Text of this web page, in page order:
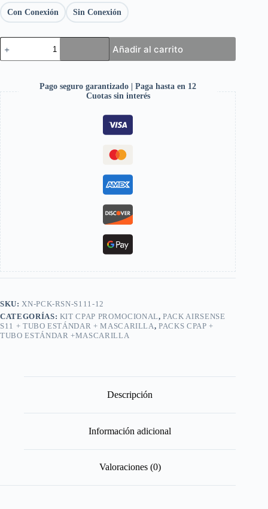
Con Conexión Sin Conexión
Añadir al carrito
Pago seguro garantizado | Paga hasta en 12
Cuotas sin interés
SKU:XN-PCK-RSN-S111-12
CATEGORÍAS: KIT CPAP PROMOCIONAL,PACK AIRSENSE
S11 + TUBO ESTÁNDAR + MASCARILLA,PACKS CPAP +
TUBO ESTÁNDAR +MASCARILLA
Descripción
Información adicional
Valoraciones (0)